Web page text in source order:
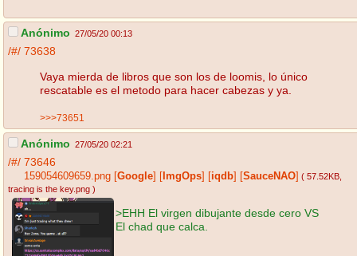
Anónimo 27/05/20 00:13
/#/ 73638
Vaya mierda de libros que son los de loomis, lo único
rescatable es el metodo para hacer cabezas y ya.
>>>73651
Anónimo 27/05/20 02:21
/#/ 73646
159054609659.png Google ImgOps iqdb SauceNAO ( 57.52KB
tracing is the key.png )
>EHH El virgen dibujante desde cero VS
El chad que calca.